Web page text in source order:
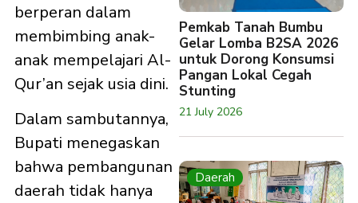
berperan dalam
membimbing anak-
anak mempelajari Al-
Qur’an sejak usia dini.
Dalam sambutannya,
Bupati menegaskan
bahwa pembangunan
daerah tidak hanya
Pemkab Tanah Bumbu
Gelar Lomba B2SA 2026
untuk Dorong Konsumsi
Pangan Lokal Cegah
Stunting
21 July 2026
Daerah